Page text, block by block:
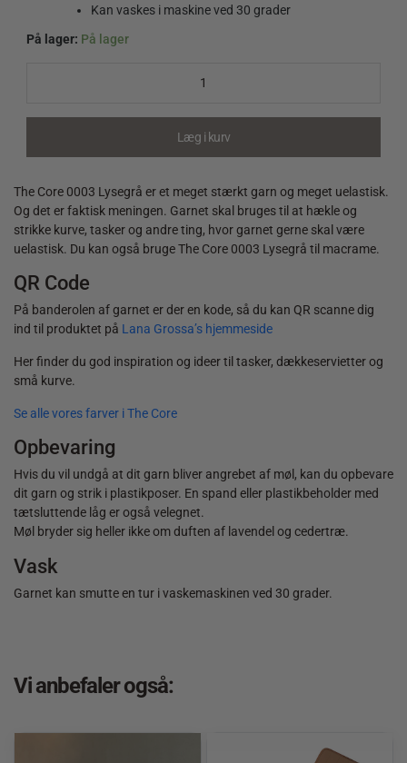
Kan vaskes i maskine ved 30 grader
På lager: På lager
Læg i kurv
The Core 0003 Lysegrå er et meget stærkt garn og meget uelastisk.
Og det er faktisk meningen. Garnet skal bruges til at hækle og
strikke kurve, tasker og andre ting, hvor garnet gerne skal være
uelastisk. Du kan også bruge The Core 0003 Lysegrå til macrame.
QR Code
På banderolen af garnet er der en kode, så du kan QR scanne dig
ind til produktet på Lana Grossa’s hjemmeside
Her finder du god inspiration og ideer til tasker, dækkeservietter og
små kurve.
Se alle vores farver i The Core
Opbevaring
Hvis du vil undgå at dit garn bliver angrebet af møl, kan du opbevare
dit garn og strik i plastikposer. En spand eller plastikbeholder med
tætsluttende låg er også velegnet.
Møl bryder sig heller ikke om duften af lavendel og cedertræ.
Vask
Garnet kan smutte en tur i vaskemaskinen ved 30 grader.
Vi anbefaler også: